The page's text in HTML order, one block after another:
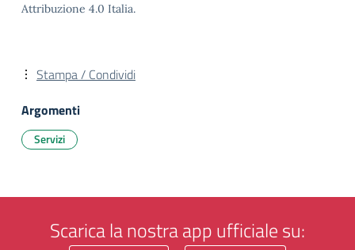
Attribuzione 4.0 Italia.
Stampa / Condividi
Argomenti
Servizi
Scarica la nostra app ufficiale su: